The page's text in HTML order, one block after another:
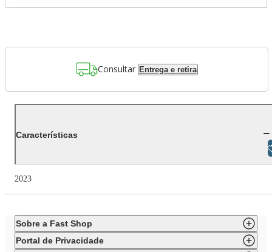
Consultar Entrega e retira
Características
2023
Sobre a Fast Shop
Portal de Privacidade